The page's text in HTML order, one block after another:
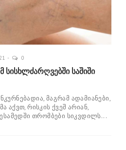
0
სისხლძარღვებში საშიში
მაგრამ ადამიანები,
აქვთ, რისკის ქვეშ არიან,
თრომბები სიკვდილს...